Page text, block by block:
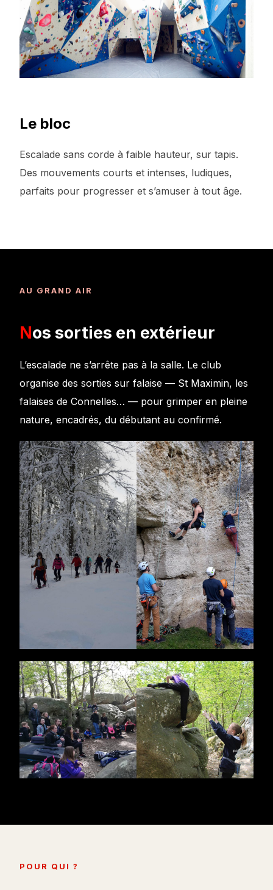
Le bloc
Escalade sans corde à faible hauteur, sur tapis.
Des mouvements courts et intenses, ludiques,
parfaits pour progresser et s’amuser à tout âge.
AU GRAND AIR
Nos sorties en extérieur
L’escalade ne s’arrête pas à la salle. Le club
organise des sorties sur falaise — St Maximin, les
falaises de Connelles… — pour grimper en pleine
nature, encadrés, du débutant au confirmé.
POUR QUI ?